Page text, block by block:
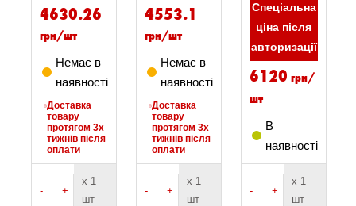
4630.26
грн/шт
Немає в
наявності
Доставка
товару
протягом 3х
тижнів після
оплати
- +
х 1
шт
4553.1
грн/шт
Немає в
наявності
Доставка
товару
протягом 3х
тижнів після
оплати
- +
х 1
шт
Спеціальна
ціна після
авторизації
6120 грн/
шт
В
наявності
- +
х 1
шт